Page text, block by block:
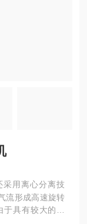
采用离心分离技
流形成高速旋转
具有较大的质